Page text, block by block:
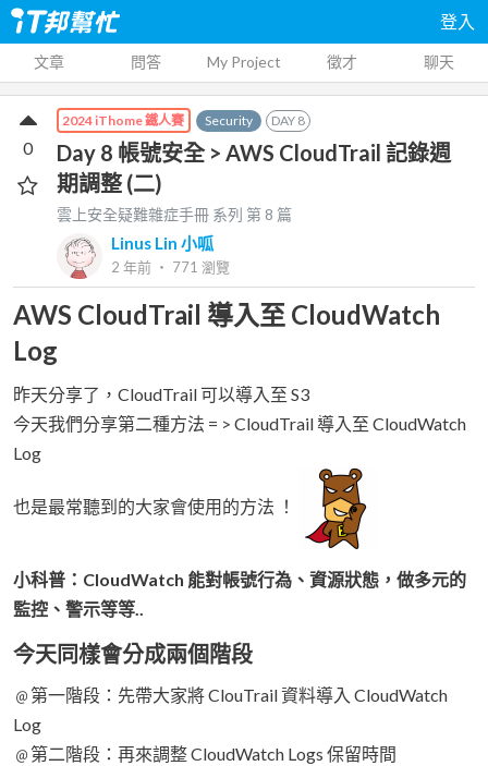
登入
文章 問答 My Project 徵才 聊天
2024 iThome 鐵人賽 Security DAY 8
Day 8 帳號安全 > AWS CloudTrail 記錄週
期調整 (二)
雲上安全疑難雜症手冊 系列 第 8 篇
Linus Lin 小呱
2 年前 ‧ 771 瀏覽
0
AWS CloudTrail 導入至 CloudWatch
Log
昨天分享了，CloudTrail 可以導入至 S3
今天我們分享第二種方法 = > CloudTrail 導入至 CloudWatch
Log
也是最常聽到的大家會使用的方法 ！
小科普：CloudWatch 能對帳號行為、資源狀態，做多元的
監控、警示等等..
今天同樣會分成兩個階段
﹫第一階段：先帶大家將 ClouTrail 資料導入 CloudWatch
Log
﹫第二階段：再來調整 CloudWatch Logs 保留時間